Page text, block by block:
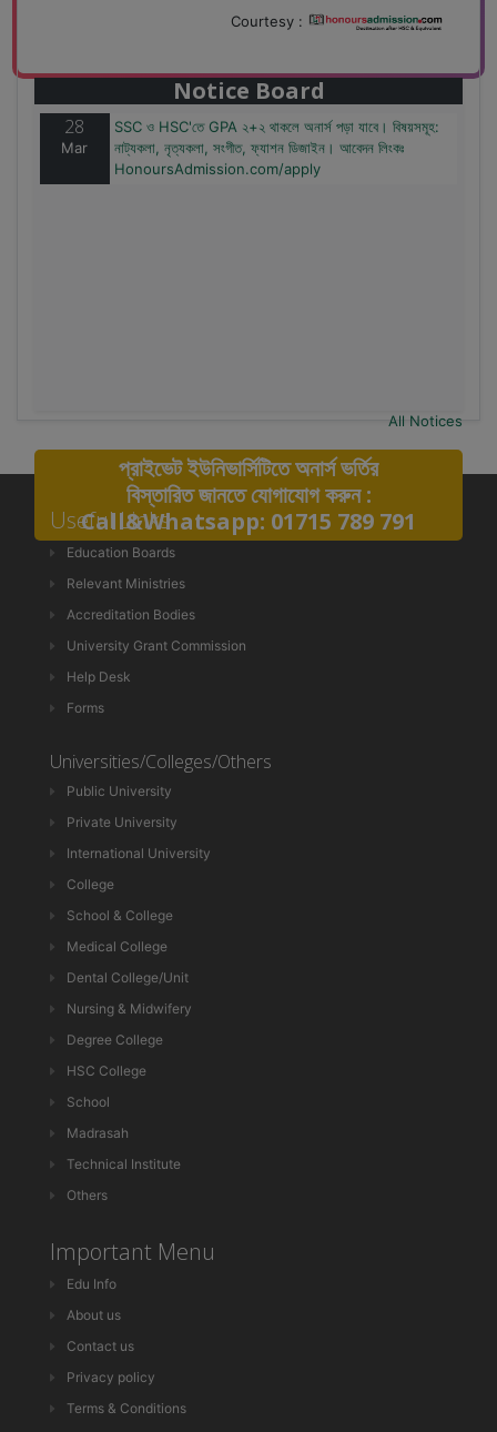
Courtesy :
Notice Board
লিংকঃ HonoursAdmission.com/apply
28
Mar
SSC ও HSC'তে GPA ২+২ থাকলে অনার্স পড়া যাবে। বিষয়সমূহ:
নাট্যকলা, নৃত্যকলা, সংগীত, ফ্যাশন ডিজাইন। আবেদন লিংকঃ
HonoursAdmission.com/apply
All Notices
প্রাইভেট ইউনিভার্সিটিতে অনার্স ভর্তির
বিস্তারিত জানতে যোগাযোগ করুন :
Call&Whatsapp: 01715 789 791
Useful Links
Education Boards
Relevant Ministries
Accreditation Bodies
University Grant Commission
Help Desk
Forms
Universities/Colleges/Others
Public University
Private University
International University
College
School & College
Medical College
Dental College/Unit
Nursing & Midwifery
Degree College
HSC College
School
Madrasah
Technical Institute
Others
Important Menu
Edu Info
About us
Contact us
Privacy policy
Terms & Conditions